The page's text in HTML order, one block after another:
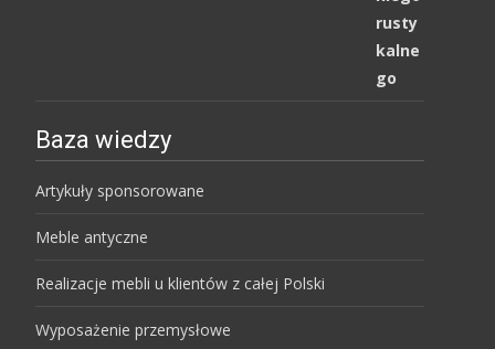
Baza wiedzy
Artykuły sponsorowane
Meble antyczne
Realizacje mebli u klientów z całej Polski
Wyposażenie przemysłowe